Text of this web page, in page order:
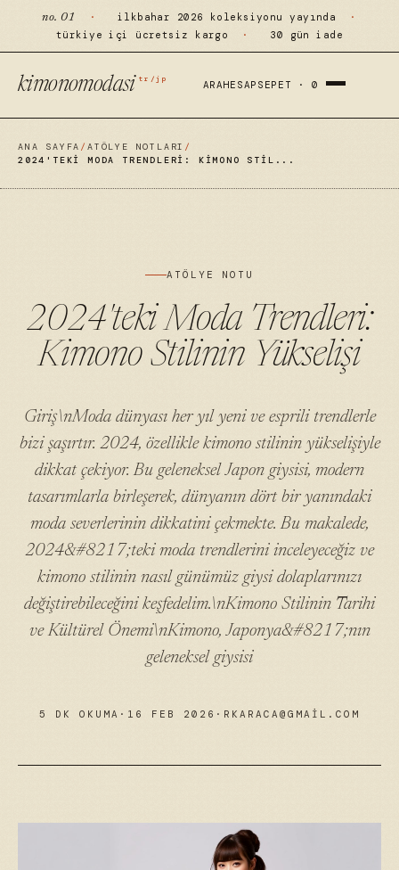
no. 01 · ilkbahar 2026 koleksiyonu yayında
·
türkiye içi ücretsiz kargo
· 30 gün iade
kimonomodasi tr/jp
ARAHESAP SEPET ·0
ANA SAYFA /ATÖLYE NOTLARI /
2024'TEKI MODA TRENDLERI: KIMONO STIL...
ATÖLYE NOTU
2024'teki Moda Trendleri:
Kimono Stilinin Yükselişi
Giriş\nModa dünyası her yıl yeni ve esprili trendlerle
bizi şaşırtır. 2024, özellikle kimono stilinin yükselişiyle
dikkat çekiyor. Bu geleneksel Japon giysisi, modern
tasarımlarla birleşerek, dünyanın dört bir yanındaki
moda severlerinin dikkatini çekmekte. Bu makalede,
2024&#8217;teki moda trendlerini inceleyeceğiz ve
kimono stilinin nasıl günümüz giysi dolaplarınızı
değiştirebileceğini keşfedelim.\nKimono Stilinin Tarihi
ve Kültürel Önemi\nKimono, Japonya&#8217;nın
geleneksel giysisi
5 DK OKUMA · 16 FEB 2026 · RKARACA@GMAIL.COM